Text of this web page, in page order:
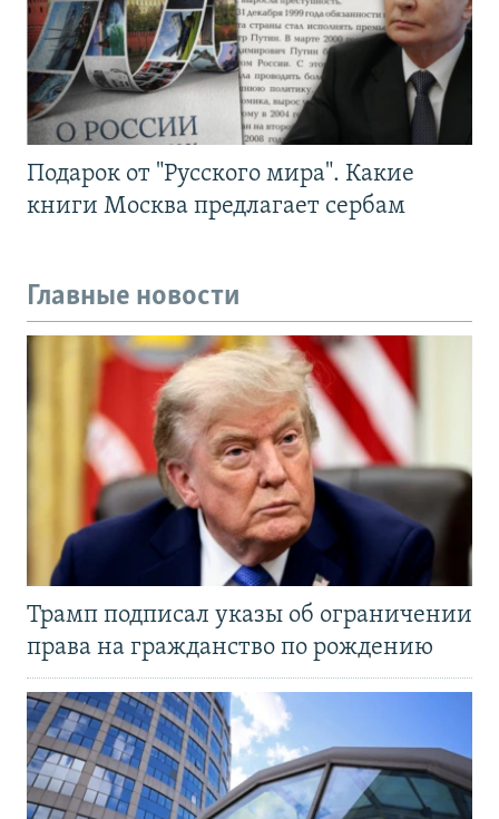
Подарок от "Русского мира". Какие
книги Москва предлагает сербам
Главные новости
Трамп подписал указы об ограничении
права на гражданство по рождению